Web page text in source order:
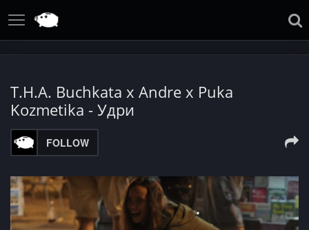
T.H.A. Buchkata x Andre x Puka
Kozmetika - Удри
FOLLOW